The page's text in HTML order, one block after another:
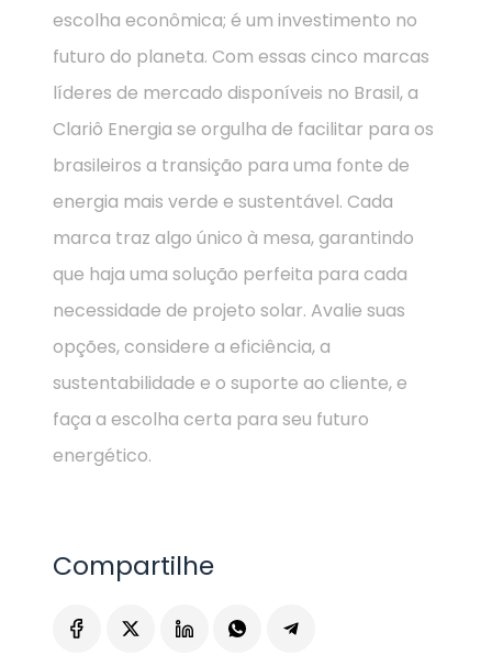
escolha econômica; é um investimento no
futuro do planeta. Com essas cinco marcas
líderes de mercado disponíveis no Brasil, a
Clariô Energia se orgulha de facilitar para os
brasileiros a transição para uma fonte de
energia mais verde e sustentável. Cada
marca traz algo único à mesa, garantindo
que haja uma solução perfeita para cada
necessidade de projeto solar. Avalie suas
opções, considere a eficiência, a
sustentabilidade e o suporte ao cliente, e
faça a escolha certa para seu futuro
energético.
Compartilhe